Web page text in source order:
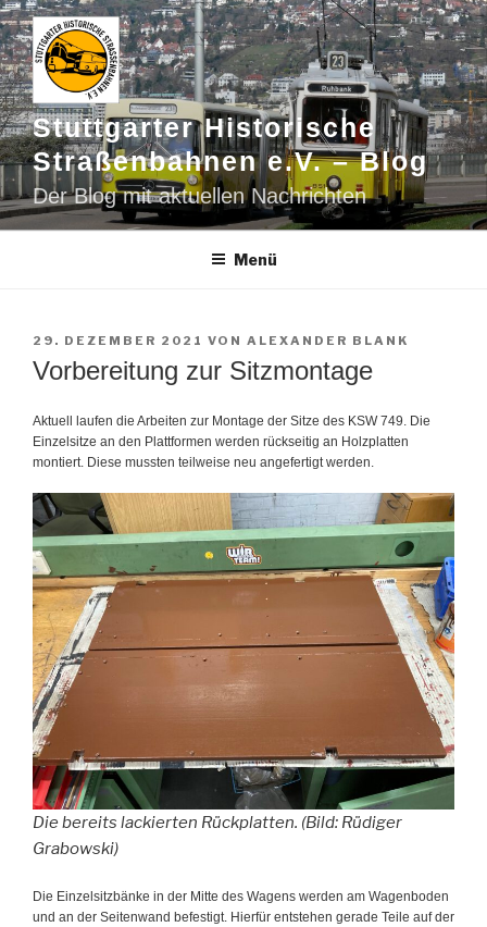
Zum
Inhalt
springen
Stuttgarter Historische
Straßenbahnen e.V. – Blog
Der Blog mit aktuellen Nachrichten
Menü
VERÖFFENTLICHT
AM
29. DEZEMBER 2021 VON ALEXANDER BLANK
Vorbereitung zur Sitzmontage
Aktuell laufen die Arbeiten zur Montage der Sitze des KSW 749. Die
Einzelsitze an den Plattformen werden rückseitig an Holzplatten
montiert. Diese mussten teilweise neu angefertigt werden.
Die bereits lackierten Rückplatten. (Bild: Rüdiger
Grabowski)
Die Einzelsitzbänke in der Mitte des Wagens werden am Wagenboden
und an der Seitenwand befestigt. Hierfür entstehen gerade Teile auf der